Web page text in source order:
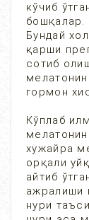
кўчиб
бошқалар.
Бундай
қарши
сотиб
гормон
Кўплаб
хужайра
орқали
айтиб
ажралиши
нури